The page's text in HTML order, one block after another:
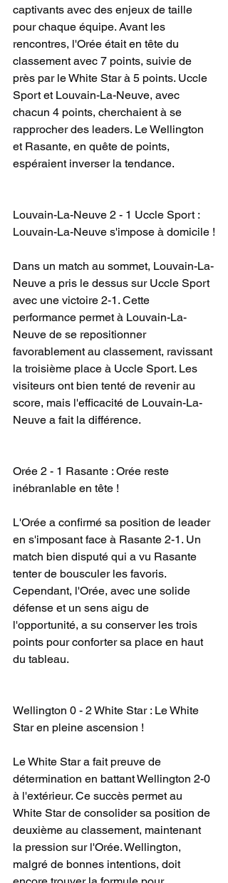
captivants avec des enjeux de taille
pour chaque équipe. Avant les
rencontres, l'Orée était en tête du
classement avec 7 points, suivie de
près par le White Star à 5 points. Uccle
Sport et Louvain-La-Neuve, avec
chacun 4 points, cherchaient à se
rapprocher des leaders. Le Wellington
et Rasante, en quête de points,
espéraient inverser la tendance.
Louvain-La-Neuve 2 - 1 Uccle Sport :
Louvain-La-Neuve s'impose à domicile !
Dans un match au sommet, Louvain-La-
Neuve a pris le dessus sur Uccle Sport
avec une victoire 2-1. Cette
performance permet à Louvain-La-
Neuve de se repositionner
favorablement au classement, ravissant
la troisième place à Uccle Sport. Les
visiteurs ont bien tenté de revenir au
score, mais l'efficacité de Louvain-La-
Neuve a fait la différence.
Orée 2 - 1 Rasante : Orée reste
inébranlable en tête !
L'Orée a confirmé sa position de leader
en s'imposant face à Rasante 2-1. Un
match bien disputé qui a vu Rasante
tenter de bousculer les favoris.
Cependant, l'Orée, avec une solide
défense et un sens aigu de
l'opportunité, a su conserver les trois
points pour conforter sa place en haut
du tableau.
Wellington 0 - 2 White Star : Le White
Star en pleine ascension !
Le White Star a fait preuve de
détermination en battant Wellington 2-0
à l'extérieur. Ce succès permet au
White Star de consolider sa position de
deuxième au classement, maintenant
la pression sur l'Orée. Wellington,
malgré de bonnes intentions, doit